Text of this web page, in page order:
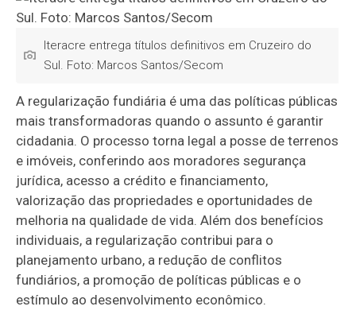
Iteracre entrega títulos definitivos em Cruzeiro do
Sul. Foto: Marcos Santos/Secom
A regularização fundiária é uma das políticas públicas
mais transformadoras quando o assunto é garantir
cidadania. O processo torna legal a posse de terrenos
e imóveis, conferindo aos moradores segurança
jurídica, acesso a crédito e financiamento,
valorização das propriedades e oportunidades de
melhoria na qualidade de vida. Além dos benefícios
individuais, a regularização contribui para o
planejamento urbano, a redução de conflitos
fundiários, a promoção de políticas públicas e o
estímulo ao desenvolvimento econômico.